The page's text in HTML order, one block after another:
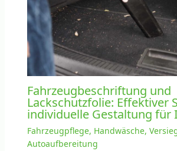
Fahrzeugbeschriftung und
Lackschutzfolie: Effektiver
individuelle Gestaltung für
Fahrzeugpflege, Handwäsche,
Autoaufbereitung